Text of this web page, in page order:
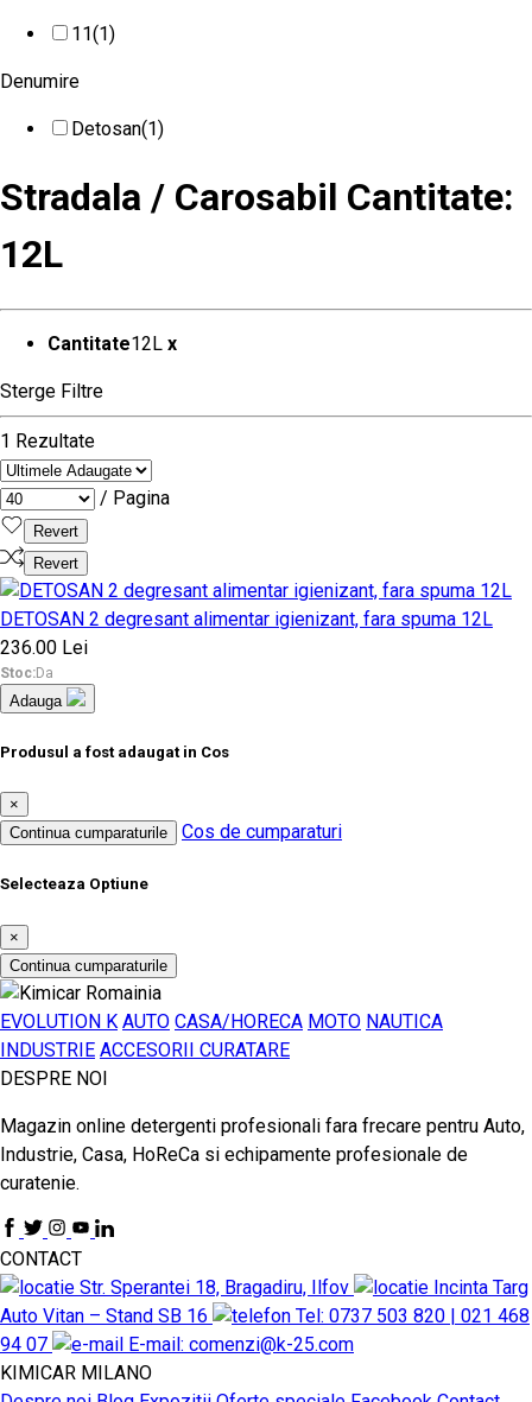
11(1)
Denumire
Detosan(1)
Stradala / Carosabil Cantitate:
12L
Cantitate12L x
Sterge Filtre
1 Rezultate
/ Pagina
Revert
Revert
DETOSAN 2 degresant alimentar igienizant, fara spuma 12L
236.00 Lei
Stoc:Da
Adauga
Produsul a fost adaugat in Cos
×
Continua cumparaturile
Cos de cumparaturi
Selecteaza Optiune
×
Continua cumparaturile
EVOLUTION K AUTO CASA/HORECA MOTO NAUTICA
INDUSTRIE ACCESORII CURATARE
DESPRE NOI
Magazin online detergenti profesionali fara frecare pentru Auto,
Industrie, Casa, HoReCa si echipamente profesionale de
curatenie.
CONTACT
Str. Sperantei 18, Bragadiru, Ilfov
Incinta Targ
Auto Vitan – Stand SB 16
Tel: 0737 503 820 | 021 468
94 07
E-mail: comenzi@k-25.com
KIMICAR MILANO